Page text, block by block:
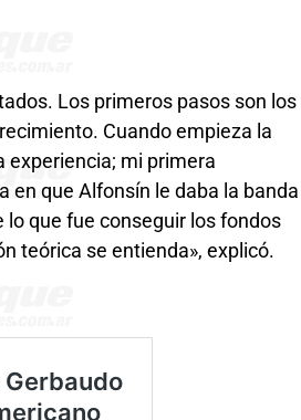
Los primeros pasos son los
Cuando empieza la
experiencia; mi primera
en que Alfonsín le daba la banda
que fue conseguir los fondos
teórica se entienda», explicó.